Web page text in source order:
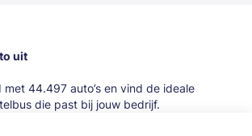
uit
44.497 auto’s en vind de ideale
die past bij jouw bedrijf.